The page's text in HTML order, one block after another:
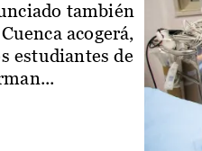
también
acogerá,
estudiantes de